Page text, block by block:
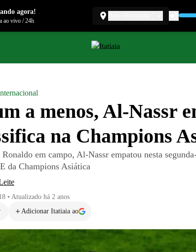
a menos, Al-Nassr
na Champions
em campo, Al-Nassr empatou nesta
da Champions Asiática
• Atualizado há 2 anos
Adicionar Itatiaia ao
agora!
ao vivo/24h